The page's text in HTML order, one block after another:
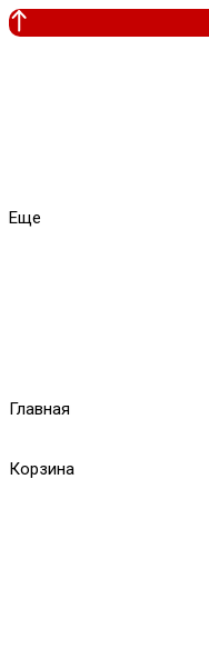
Еще
Главная
Корзина